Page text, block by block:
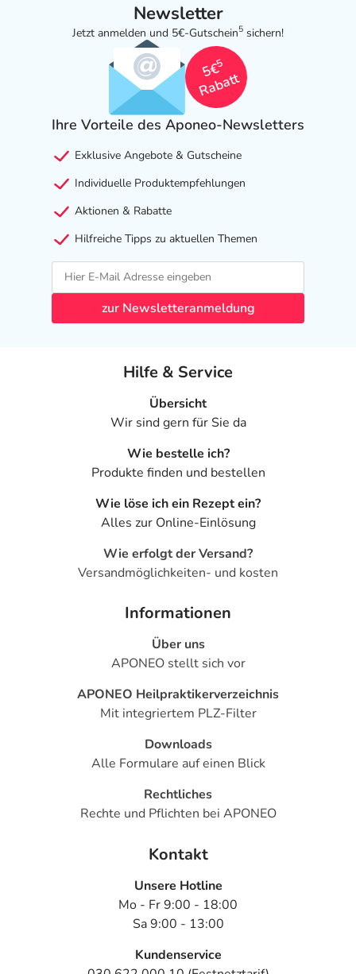
Newsletter
Jetzt anmelden und 5€-Gutschein5 sichern!
5€
5
Rabatt
Ihre Vorteile des Aponeo-Newsletters
Exklusive Angebote & Gutscheine
Individuelle Produktempfehlungen
Aktionen & Rabatte
Hilfreiche Tipps zu aktuellen Themen
zur Newsletteranmeldung
Hilfe & Service
Übersicht
Wir sind gern für Sie da
Wie bestelle ich?
Produkte finden und bestellen
Wie löse ich ein Rezept ein?
Alles zur Online-Einlösung
Wie erfolgt der Versand?
Versandmöglichkeiten- und kosten
Informationen
Über uns
APONEO stellt sich vor
APONEO Heilpraktikerverzeichnis
Mit integriertem PLZ-Filter
Downloads
Alle Formulare auf einen Blick
Rechtliches
Rechte und Pflichten bei APONEO
Kontakt
Unsere Hotline
Mo - Fr 9:00 - 18:00
Sa 9:00 - 13:00
Kundenservice